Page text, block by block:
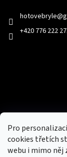
Pro
cookies třetích
webu i mimo něj
hotovebryle@
+420 776 222